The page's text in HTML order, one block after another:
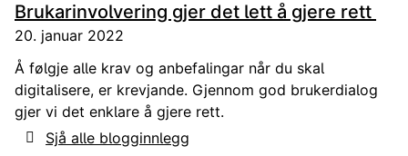
Brukarinvolvering gjer det lett å gjere rett
20. januar 2022
Å følgje alle krav og anbefalingar når du skal
digitalisere, er krevjande. Gjennom god brukerdialog
gjer vi det enklare å gjere rett.
Sjå alle blogginnlegg